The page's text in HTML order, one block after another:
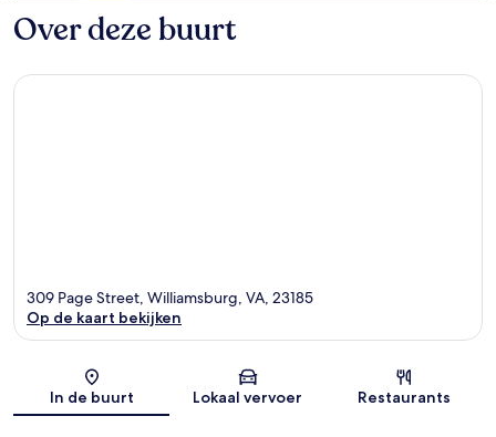
Over deze buurt
Kaart
309 Page Street, Williamsburg, VA, 23185
Op de kaart bekijken
In de buurt Lokaal vervoer Restaurants